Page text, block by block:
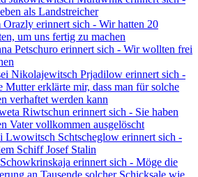
als Landstreicher
Orazly erinnert sich - Wir hatten 20
um uns fertig zu machen
Petschuro erinnert sich - Wir wollten frei
Nikolajewitsch Prjadilow erinnert sich -
Mutter erklärte mir, dass man für solche
verhaftet werden kann
Riwtschun erinnert sich - Sie haben
Vater vollkommen ausgelöscht
Lwowitsch Schtscheglow erinnert sich -
Schiff Josef Stalin
erinnert sich - Möge die
an Tausende solcher Schicksale wie